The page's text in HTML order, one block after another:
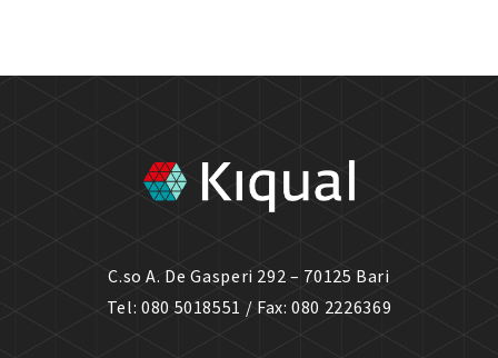
C.so A. De Gasperi 292 – 70125 Bari
Tel: 080 5018551 / Fax: 080 2226369